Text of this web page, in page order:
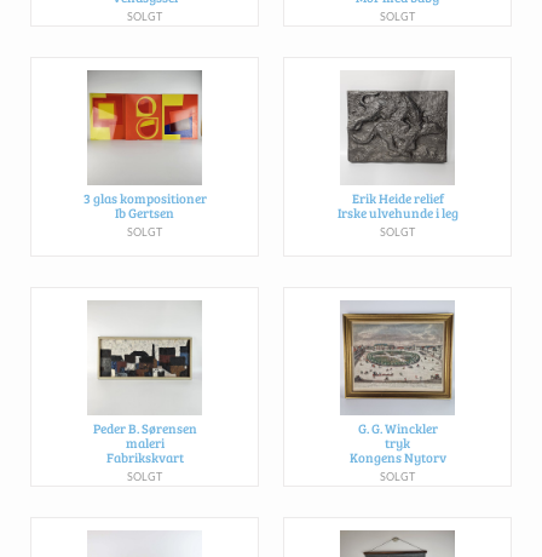
SOLGT SOLGT
3 glas kompositioner
Ib Gertsen
SOLGT
Erik Heide relief
Irske ulvehunde i leg
SOLGT
Peder B. Sørensen
maleri
Fabrikskvart
SOLGT
G. G. Winckler
tryk
Kongens Nytorv
SOLGT